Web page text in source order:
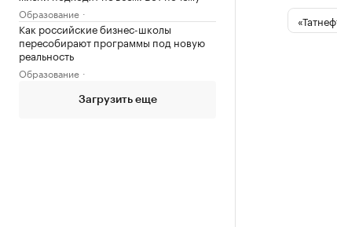
Образование
Как российские бизнес-школы
пересобирают программы под новую
реальность
Образование
Загрузить еще